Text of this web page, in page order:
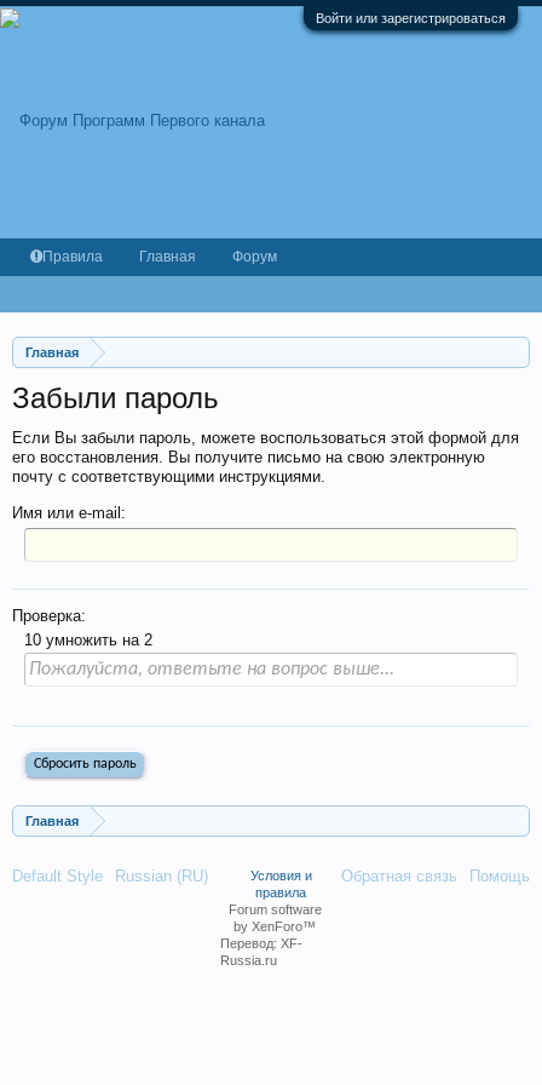
Войти или зарегистрироваться
Главная
Забыли пароль
Если Вы забыли пароль, можете воспользоваться этой формой для
его восстановления. Вы получите письмо на свою электронную
почту с соответствующими инструкциями.
Имя или e-mail:
Проверка:
10 умножить на 2
Главная
Правила Главная Форум
Default Style Russian (RU) Обратная связь Помощь
Условия и
правила
Forum software
by XenForo™
Перевод: XF-
Russia.ru